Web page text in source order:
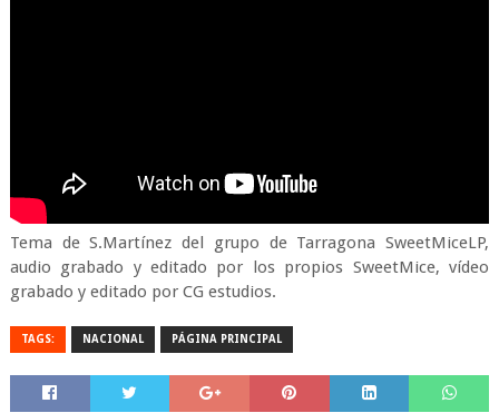
Tema de S.Martínez del grupo de Tarragona SweetMiceLP,
audio grabado y editado por los propios SweetMice, vídeo
grabado y editado por CG estudios.
TAGS: NACIONAL PÁGINA PRINCIPAL